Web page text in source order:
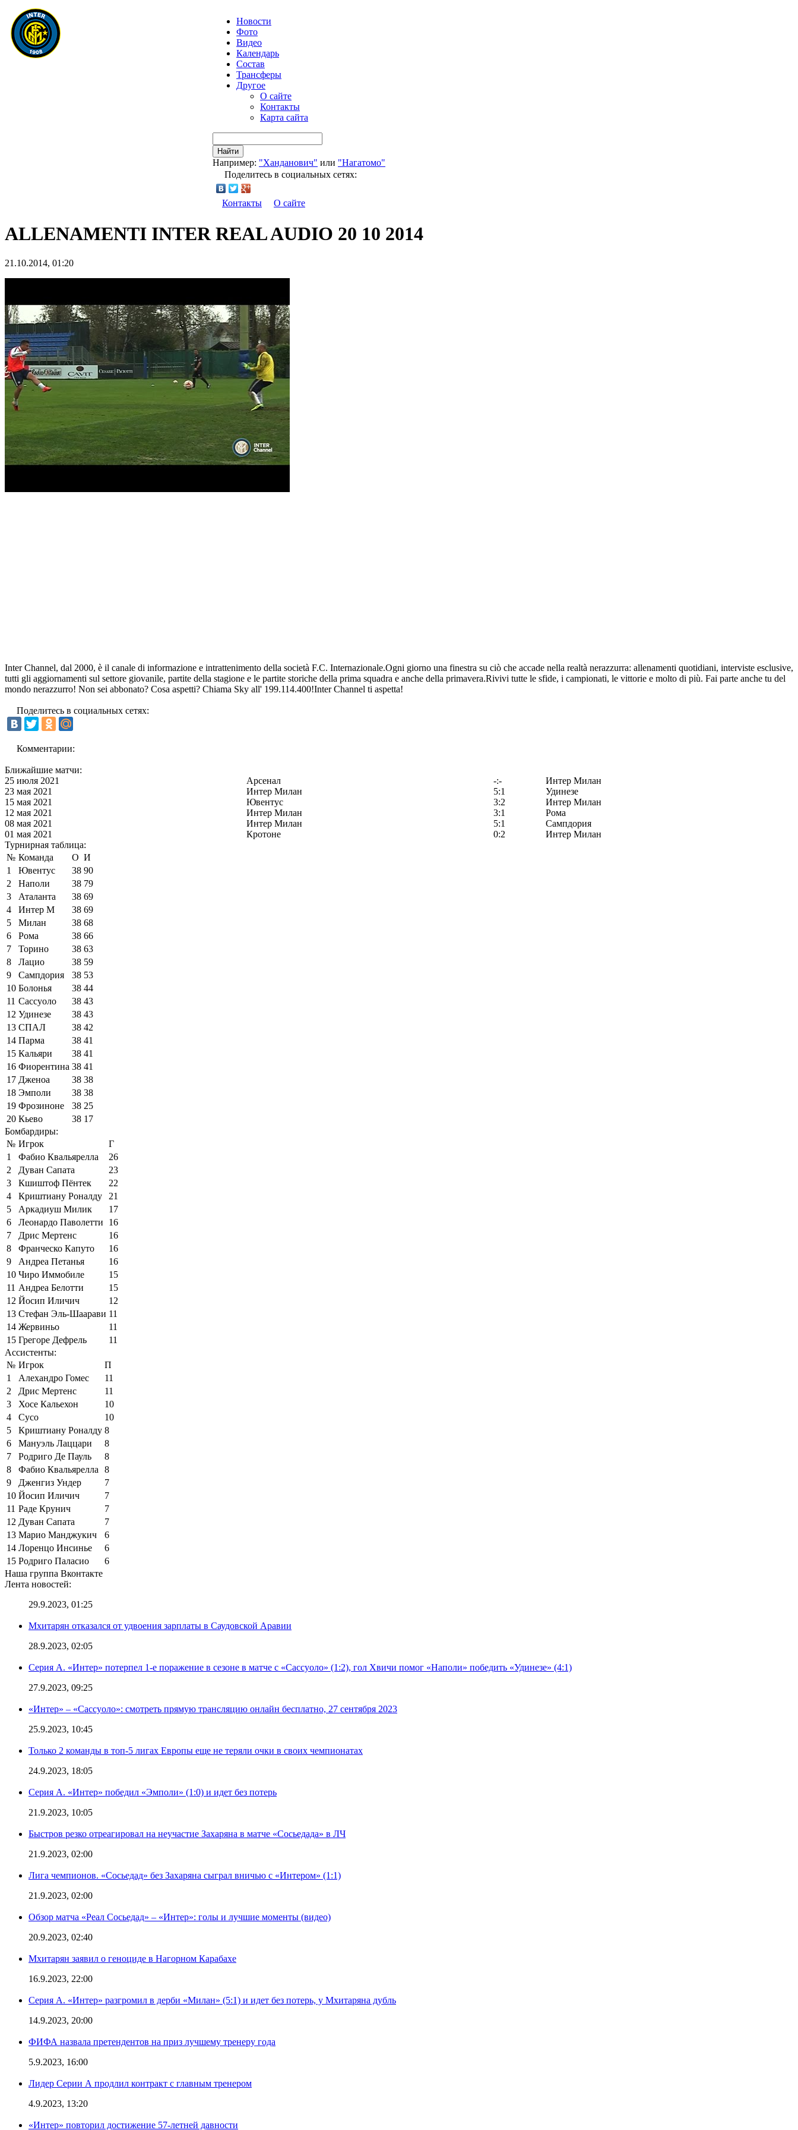
Новости
Фото
Видео
Календарь
Состав
Трансферы
Другое
О сайте
Контакты
Карта сайта
Найти
Например: "Ханданович" или "Нагатомо"
Поделитесь в социальных сетях:
Контакты О сайте
ALLENAMENTI INTER REAL AUDIO 20 10 2014
21.10.2014, 01:20
Inter Channel, dal 2000, è il canale di informazione e intrattenimento della società F.C. Internazionale.Ogni giorno una finestra su ciò che accade nella realtà nerazzurra: allenamenti quotidiani, interviste esclusive,
tutti gli aggiornamenti sul settore giovanile, partite della stagione e le partite storiche della prima squadra e anche della primavera.Rivivi tutte le sfide, i campionati, le vittorie e molto di più. Fai parte anche tu del
mondo nerazzurro! Non sei abbonato? Cosa aspetti? Chiama Sky all' 199.114.400!Inter Channel ti aspetta!
Поделитесь в социальных сетях:
Комментарии:
Ближайшие матчи:
25 июля 2021
Арсенал -:-
Интер Милан
23 мая 2021
Интер Милан 5:1
Удинезе
15 мая 2021
Ювентус 3:2
Интер Милан
12 мая 2021
Интер Милан 3:1
Рома
08 мая 2021
Интер Милан 5:1
Сампдория
01 мая 2021
Кротоне 0:2
Интер Милан
Турнирная таблица:
№ Команда О И
1
Ювентус 38 90
2
Наполи 38 79
3
Аталанта 38 69
4
Интер М 38 69
5
Милан 38 68
6
Рома 38 66
7
Торино 38 63
8
Лацио 38 59
9
Сампдория 38 53
10 Болонья 38 44
11 Сассуоло 38 43
12 Удинезе 38 43
13 СПАЛ 38 42
14 Парма 38 41
15 Кальяри 38 41
16 Фиорентина 38 41
17 Дженоа 38 38
18 Эмполи 38 38
19 Фрозиноне 38 25
20 Кьево 38 17
Бомбардиры:
№ Игрок
Г
1
Фабио Квальярелла
26
2
Дуван Сапата
23
3
Кшиштоф Пёнтек
22
4
Криштиану Роналду
21
5
Аркадиуш Милик
17
6
Леонардо Паволетти
16
7
Дрис Мертенс
16
8
Франческо Капуто
16
9
Андреа Петанья
16
10 Чиро Иммобиле
15
11 Андреа Белотти
15
12 Йосип Иличич
12
13 Стефан Эль-Шаарави 11
14 Жервиньо
11
15 Грегоре Дефрель
11
Ассистенты:
№ Игрок
П
1
Алехандро Гомес
11
2
Дрис Мертенс
11
3
Хосе Кальехон
10
4
Сусо
10
5
Криштиану Роналду 8
6
Мануэль Лаццари
8
7
Родриго Де Пауль
8
8
Фабио Квальярелла
8
9
Дженгиз Ундер
7
10 Йосип Иличич
7
11 Раде Крунич
7
12 Дуван Сапата
7
13 Марио Манджукич
6
14 Лоренцо Инсинье
6
15 Родриго Паласио
6
Наша группа Вконтакте
Лента новостей:
29.9.2023, 01:25
Мхитарян отказался от удвоения зарплаты в Саудовской Аравии
28.9.2023, 02:05
Серия А. «Интер» потерпел 1-е поражение в сезоне в матче с «Сассуоло» (1:2), гол Хвичи помог «Наполи» победить «Удинезе» (4:1)
27.9.2023, 09:25
«Интер» – «Сассуоло»: смотреть прямую трансляцию онлайн бесплатно, 27 сентября 2023
25.9.2023, 10:45
Только 2 команды в топ-5 лигах Европы еще не теряли очки в своих чемпионатах
24.9.2023, 18:05
Серия А. «Интер» победил «Эмполи» (1:0) и идет без потерь
21.9.2023, 10:05
Быстров резко отреагировал на неучастие Захаряна в матче «Сосьедада» в ЛЧ
21.9.2023, 02:00
Лига чемпионов. «Сосьедад» без Захаряна сыграл вничью с «Интером» (1:1)
21.9.2023, 02:00
Обзор матча «Реал Сосьедад» – «Интер»: голы и лучшие моменты (видео)
20.9.2023, 02:40
Мхитарян заявил о геноциде в Нагорном Карабахе
16.9.2023, 22:00
Серия А. «Интер» разгромил в дерби «Милан» (5:1) и идет без потерь, у Мхитаряна дубль
14.9.2023, 20:00
ФИФА назвала претендентов на приз лучшему тренеру года
5.9.2023, 16:00
Лидер Серии А продлил контракт с главным тренером
4.9.2023, 13:20
«Интер» повторил достижение 57-летней давности